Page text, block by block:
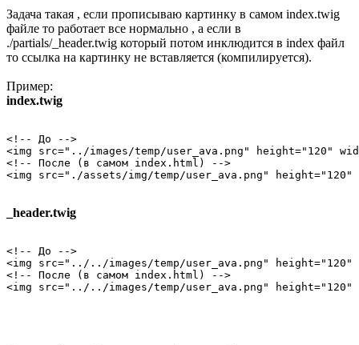
Задача такая , если прописываю картинку в самом index.twig
файле то работает все нормально , а если в
./partials/_header.twig который потом инклюдится в index файл
то ссылка на картинку не вставляется (компилируется).
Пример:
index.twig
<!-- До -->
<img src="../images/temp/user_ava.png" height="120"
<!-- После (в самом index.html) -->
<img src="./assets/img/temp/user_ava.png"
_header.twig
<!-- До -->
<img src="../../images/temp/user_ava.png"
<!-- После (в самом index.html) -->
<img src="../../images/temp/user_ava.png"